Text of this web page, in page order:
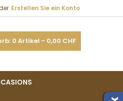
Erstellen Sie ein Konto
0 Artikel - 0,00 CHF